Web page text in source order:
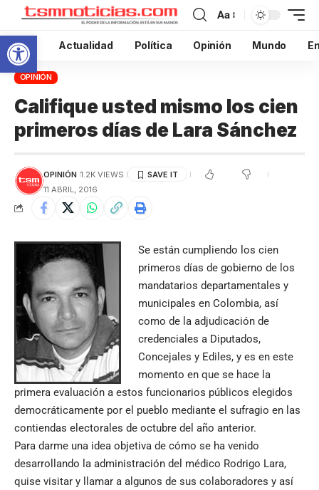
Abrir barra de herramientas
Aa
Inicio Actualidad Política Opinión Mundo
OPINIÓN
Califique usted mismo los cien
primeros días de Lara Sánchez
OPINIÓN 1.2K VIEWS
11 ABRIL, 2016
Se están cumpliendo los cien
primeros días de gobierno de los
mandatarios departamentales y
municipales en Colombia, así
como de la adjudicación de
credenciales a Diputados,
Concejales y Ediles, y es en este
momento en que se hace la
primera evaluación a estos funcionarios públicos elegidos
democráticamente por el pueblo mediante el sufragio en las
contiendas electorales de octubre del año anterior.
Para darme una idea objetiva de cómo se ha venido
desarrollando la administración del médico Rodrigo Lara,
quise visitar y llamar a algunos de sus colaboradores y así